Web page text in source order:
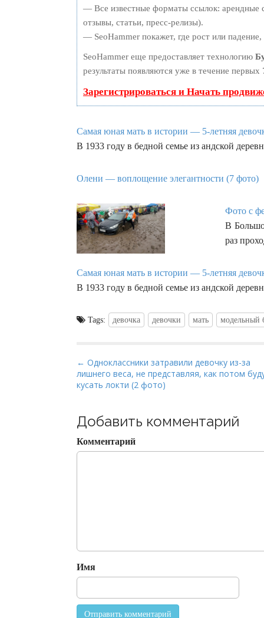
— Все известные форматы ссылок: арендные
отзывы, статьи, пресс-релизы).
— SeoHammer покажет, где рост или
SeoHammer еще предоставляет технологию
результаты появляются уже в течение первых
Зарегистрироваться и Начать
Самая юная мать в истории — 5-летняя
В 1933 году в бедной семье из андской
Олени — воплощение элегантности (7 фото)
Фото с
В
раз
Самая юная мать в истории — 5-летняя
В 1933 году в бедной семье из андской
Tags: девочка девочки мать модельный
P
o
s
n
a
v
o
n
← Одноклассники затравили девочку из-за
лишнего веса, не представляя, как потом
кусать локти (2 фото)
Добавить комментарий
Комментарий
Имя